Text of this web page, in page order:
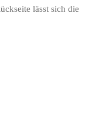
lässt sich die